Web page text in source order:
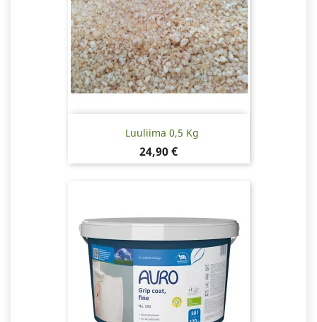
Luuliima 0,5 Kg
Hinta
24,90 €